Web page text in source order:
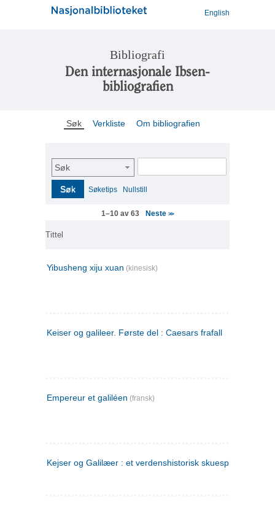
English
Bibliografi
Den internasjonale Ibsen-
bibliografien
Søk Verkliste Om bibliografien
Søk
Søk Søketips Nullstill
1–10 av 63 Neste>>
Tittel
Yibusheng xiju xuan (kinesisk)
Keiser og galileer. Første del : Caesars frafall
Empereur et galiléen (fransk)
Kejser og Galilæer : et verdenshistorisk skuespil